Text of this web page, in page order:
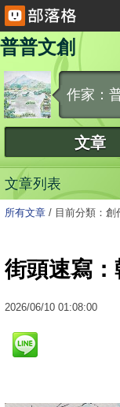
普普文創
作家：
文章
文章列表
所有文章 / 目前分類：創
街頭速寫
2026/06/10 01:08:00